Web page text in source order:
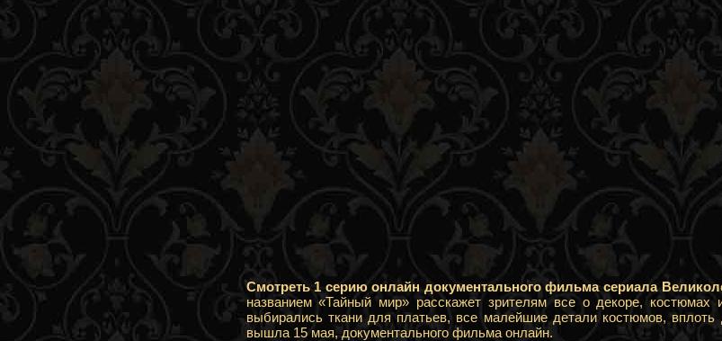
Смотреть 1 серию онлайн документального фильма сериала
названием «Тайный мир» расскажет зрителям все о декоре, костюмах
выбирались ткани для платьев, все малейшие детали костюмов,
вышла 15 мая, документального фильма онлайн.